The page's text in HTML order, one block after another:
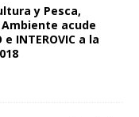
y Pesca,
acude
INTEROVIC a la